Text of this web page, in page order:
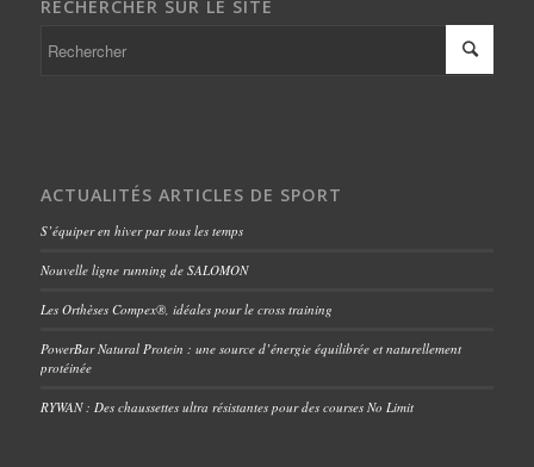
RECHERCHER SUR LE SITE
ACTUALITÉS ARTICLES DE SPORT
S’équiper en hiver par tous les temps
Nouvelle ligne running de SALOMON
Les Orthèses Compex®, idéales pour le cross training
PowerBar Natural Protein : une source d’énergie équilibrée et naturellement
protéinée
RYWAN : Des chaussettes ultra résistantes pour des courses No Limit